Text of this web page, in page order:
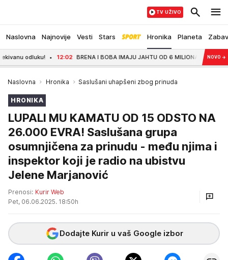
Naslovna Najnovije Vesti Stars Hronika Planeta
TV UŽIVO
odluku! 12:02 BRENA I BOBA IMAJU JAHTU OD 6 MILIONA EVRA, A SAD
NOVO →
Naslovna Hronika Saslušani uhapšeni zbog prinuda
HRONIKA
LUPALI MU KAMATU OD 15 ODSTO NA
26.000 EVRA! Saslušana grupa
osumnjičena za prinudu - među njima i
inspektor koji je radio na ubistvu
Jelene Marjanović
Prenosi: Kurir Web
Pet, 06.06.2025. 18:50h
Dodajte Kurir u vaš Google izbor